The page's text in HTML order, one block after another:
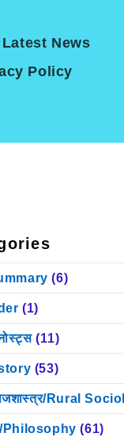
Latest News
Policy
(6)
(1)
(11)
(53)
Rural
Philosophy (61)